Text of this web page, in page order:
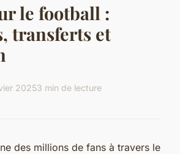
le football :
transferts et
20253 min de lecture
des millions de fans à travers le